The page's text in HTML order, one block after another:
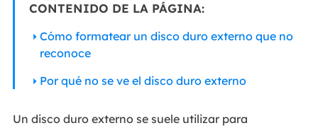
CONTENIDO DE LA PÁGINA:
Cómo formatear un disco duro externo que no
reconoce
Por qué no se ve el disco duro externo
Un disco duro externo se suele utilizar para